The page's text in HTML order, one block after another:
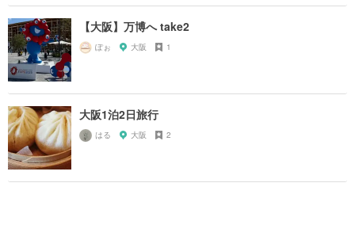
【大阪】万博へ take2
ぽぉ 大阪 1
大阪1泊2日旅行
はる 大阪 2